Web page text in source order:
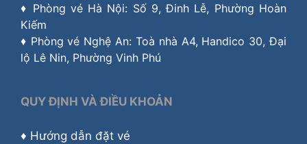
♦ Phòng vé Hà Nội: Số 9, Đinh Lễ, Phường Hoàn
Kiếm
♦ Phòng vé Nghệ An: Toà nhà A4, Handico 30, Đại
lộ Lê Nin, Phường Vinh Phú
QUY ĐỊNH VÀ ĐIỀU KHOẢN
♦ Hướng dẫn đặt vé